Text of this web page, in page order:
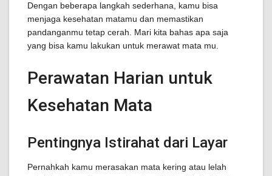
Dengan beberapa langkah sederhana, kamu bisa
menjaga kesehatan matamu dan memastikan
pandanganmu tetap cerah. Mari kita bahas apa saja
yang bisa kamu lakukan untuk merawat mata mu.
Perawatan Harian untuk
Kesehatan Mata
Pentingnya Istirahat dari Layar
Pernahkah kamu merasakan mata kering atau lelah